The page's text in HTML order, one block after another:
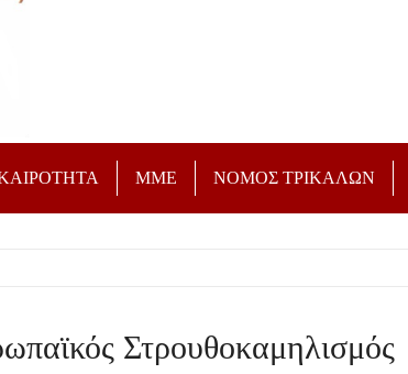
ΜΜΕ ΝΟΜΟΣ ΤΡΙΚΑΛΩΝ
Στρουθοκαμηλισμός